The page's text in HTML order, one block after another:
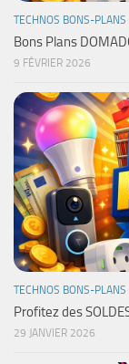
TECHNOS BONS-PLANS
Bons Plans
9 FÉVRIER 2026
TECHNOS BONS-PLANS
Profitez des
29 JANVIER 2026